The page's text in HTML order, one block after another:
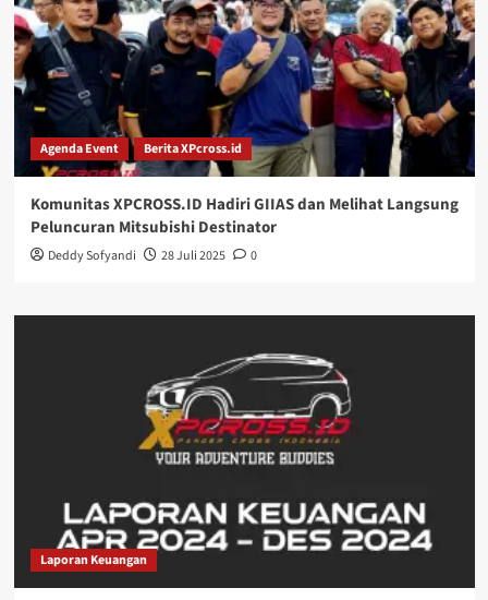
Agenda Event Berita XPcross.id
Komunitas XPCROSS.ID Hadiri GIIAS dan Melihat Langsung
Peluncuran Mitsubishi Destinator
Deddy Sofyandi 28 Juli 2025 0
Laporan Keuangan